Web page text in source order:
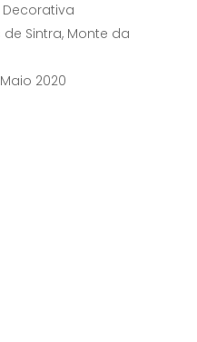
Decorativa
de Sintra, Monte da
2020